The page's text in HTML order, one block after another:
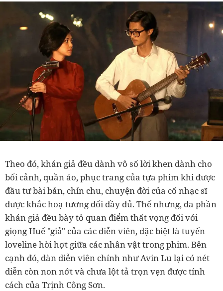
Theo đó, khán giả đều dành vô số lời khen dành cho
bối cảnh, quần áo, phục trang của tựa phim khi được
đầu tư bài bản, chỉn chu, chuyện đời của cố nhạc sĩ
được khắc hoạ tương đối đầy đủ. Thế nhưng, đa phần
khán giả đều bày tỏ quan điểm thất vọng đối với
giọng Huế "giả" của các diễn viên, đặc biệt là tuyến
loveline hời hợt giữa các nhân vật trong phim. Bên
cạnh đó, dàn diễn viên chính như Avin Lu lại có nét
diễn còn non nớt và chưa lột tả trọn vẹn được tính
cách của Trịnh Công Sơn.